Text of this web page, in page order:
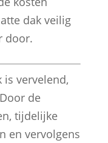
dak veilig
door.
is vervelend,
de
tijdelijke
en vervolgens